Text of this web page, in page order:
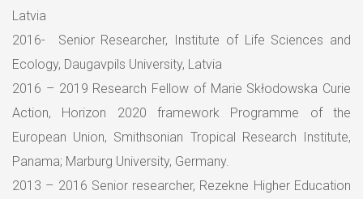
Latvia
2016- Senior Researcher, Institute of Life Sciences and
Ecology, Daugavpils University, Latvia
2016 – 2019 Research Fellow of Marie Skłodowska Curie
Action, Horizon 2020 framework Programme of the
European Union, Smithsonian Tropical Research Institute,
Panama; Marburg University, Germany.
2013 – 2016 Senior researcher, Rezekne Higher Education